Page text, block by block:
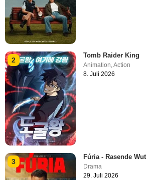
2
Tomb Raider King
Animation ,Action
8. Juli 2026
3
Fúria - Rasende Wut
Drama
29. Juli 2026